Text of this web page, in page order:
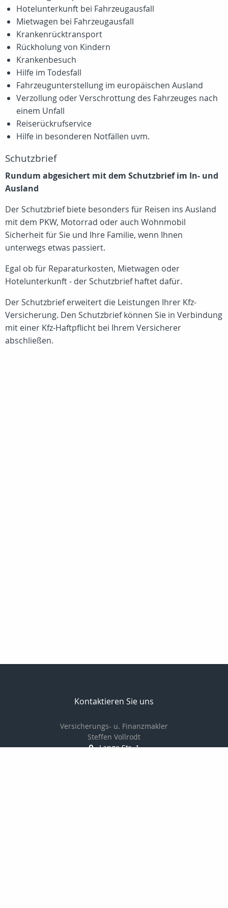
Hotelunterkunft bei Fahrzeugausfall
Mietwagen bei Fahrzeugausfall
Krankenrücktransport
Rückholung von Kindern
Krankenbesuch
Hilfe im Todesfall
Fahrzeugunterstellung im europäischen Ausland
Verzollung oder Verschrottung des Fahrzeuges nach
einem Unfall
Reiserückrufservice
Hilfe in besonderen Notfällen uvm.
Schutzbrief
Rundum abgesichert mit dem Schutzbrief im In- und
Ausland
Der Schutzbrief biete besonders für Reisen ins Ausland
mit dem PKW, Motorrad oder auch Wohnmobil
Sicherheit für Sie und Ihre Familie, wenn Ihnen
unterwegs etwas passiert.
Egal ob für Reparaturkosten, Mietwagen oder
Hotelunterkunft - der Schutzbrief haftet dafür.
Der Schutzbrief erweitert die Leistungen Ihrer Kfz-
Versicherung. Den Schutzbrief können Sie in Verbindung
mit einer Kfz-Haftpflicht bei Ihrem Versicherer
abschließen.
Kontaktieren Sie uns
Versicherungs- u. Finanzmakler
Steffen Vollrodt
Lange Str. 1